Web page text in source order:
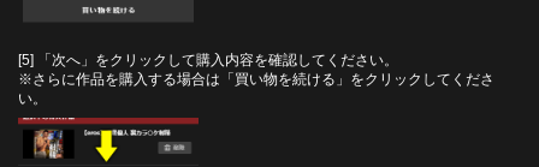
[5] 「次へ」をクリックして購入内容を確認してください。
※さらに作品を購入する場合は「買い物を続ける」をクリックしてくださ
い。